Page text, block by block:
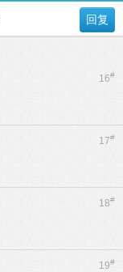
回复
16#
17#
18#
19#